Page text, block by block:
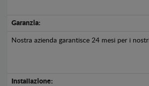
Garanzia:
Nostra azienda garantisce 24 mesi per i
Installazione: